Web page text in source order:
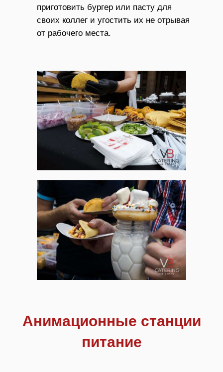
приготовить бургер или пасту для
своих коллег и угостить их не отрывая
от рабочего места.
Анимационные станции
питание